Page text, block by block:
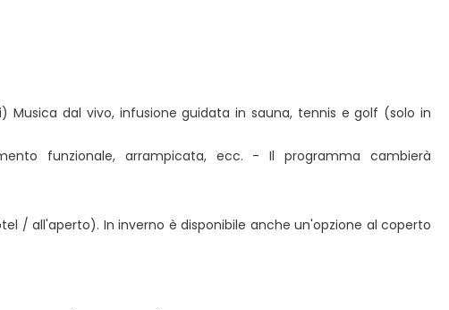
/ all'aperto). In inverno è disponibile anche un'opzione al coperto
funzionale, arrampicata, ecc. - Il programma cambierà
dal vivo, infusione guidata in sauna, tennis e golf (solo in